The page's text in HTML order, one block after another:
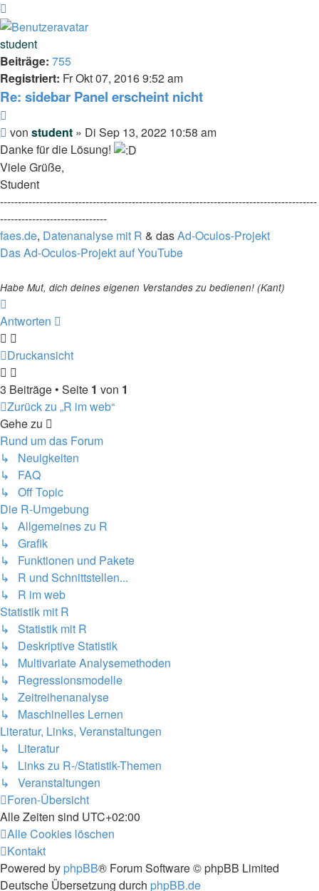
oben
student
Beiträge: 755
Registriert: Fr Okt 07, 2016 9:52 am
Re: sidebar Panel erscheint nicht
Beitrag
von student » Di Sep 13, 2022 10:58 am
Danke für die Lösung!
Viele Grüße,
Student
-----------------------------------------------------------------------------------------
------------------------------
faes.de, Datenanalyse mit R & dasAd-Oculos-Projekt
Das Ad-Oculos-Projekt auf YouTube
Habe Mut, dich deines eigenen Verstandes zu bedienen! (Kant)
oben
Antworten
Druckansicht
3 Beiträge • Seite 1 von 1
Zurück zu „R im web“
Gehe zu
Rund um das Forum
↳ Neuigkeiten
↳ FAQ
↳ Off Topic
Die R-Umgebung
↳ Allgemeines zu R
↳ Grafik
↳ Funktionen und Pakete
↳ R und Schnittstellen...
↳ R im web
Statistik mit R
↳ Statistik mit R
↳ Deskriptive Statistik
↳ Multivariate Analysemethoden
↳ Regressionsmodelle
↳ Zeitreihenanalyse
↳ Maschinelles Lernen
Literatur, Links, Veranstaltungen
↳ Literatur
↳ Links zu R-/Statistik-Themen
↳ Veranstaltungen
Foren-Übersicht
Alle Zeiten sind UTC+02:00
Alle Cookies löschen
Kontakt
Powered by phpBB® Forum Software © phpBB Limited
Deutsche Übersetzung durch phpBB.de